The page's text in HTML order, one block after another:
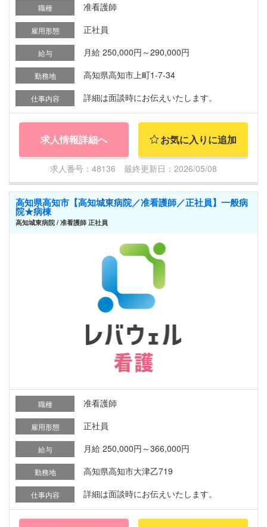
職種 准看護師
雇用形態 正社員
給与 月給 250,000円～290,000円
勤務地 高知県高知市上町1-7-34
仕事内容 詳細は面談時にお伝えいたします。
求人情報詳細へ お気に入りに追加
求人番号：48136 最終更新日：2026/05/08
高知県高知市【高知城東病院／准看護師／正社員】一般病
院★病棟
高知城東病院 / 准看護師 正社員
職種 准看護師
雇用形態 正社員
給与 月給 250,000円～366,000円
勤務地 高知県高知市大津乙719
仕事内容 詳細は面談時にお伝えいたします。